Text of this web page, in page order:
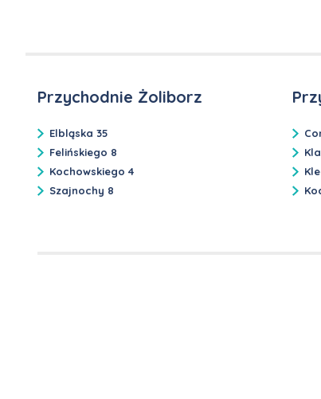
Przychodnie Żoliborz
Elbląska 35
Felińskiego 8
Kochowskiego 4
Szajnochy 8